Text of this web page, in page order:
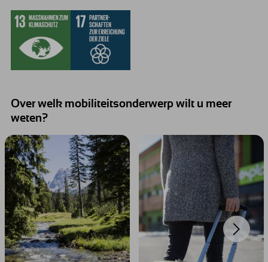
Over welk mobiliteitsonderwerp wilt u meer
weten?